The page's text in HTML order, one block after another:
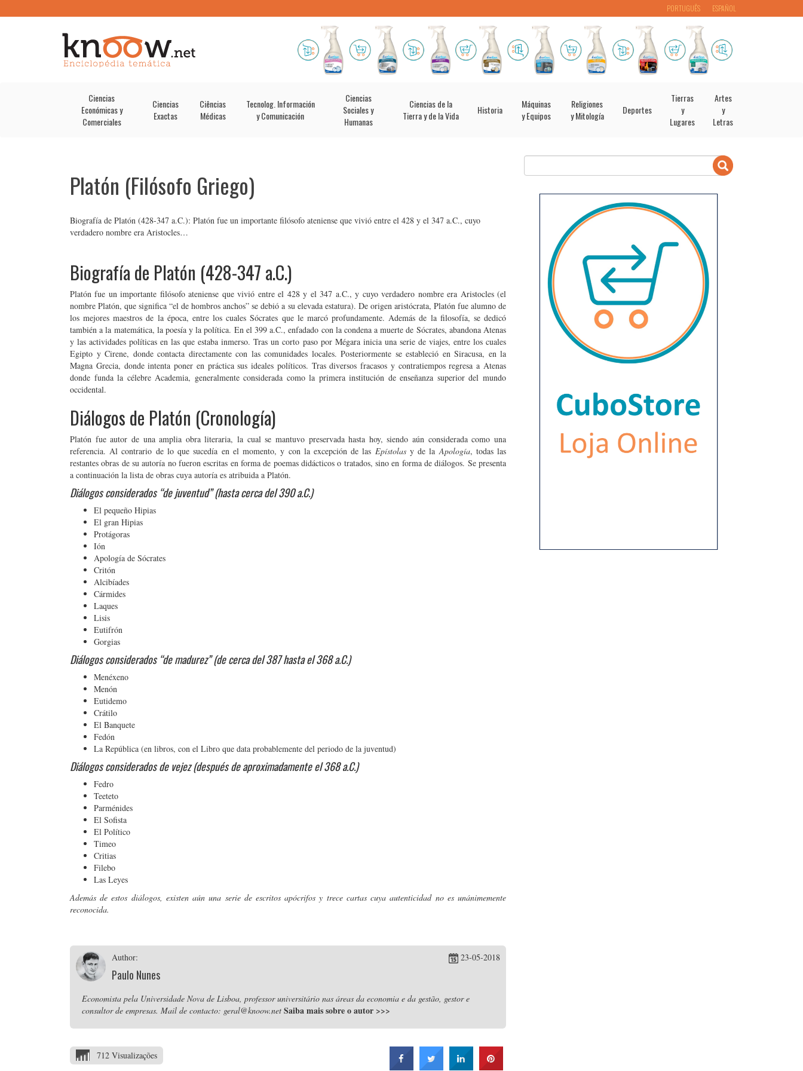
PORTUGUÊS ESPAÑOL
Ciencias
Económicas y
Comerciales
Ciencias
Exactas
Ciências
Médicas
Tecnolog. Información
y Comunicación
Ciencias
Sociales y
Humanas
Ciencias de la
Tierra y de la Vida
Historia
Máquinas
y Equipos
Religiones
y Mitología
Deportes
Tierras
y
Lugares
Artes
y
Letras
Platón (Filósofo Griego)
Biografía de Platón (428-347 a.C.): Platón fue un importante filósofo ateniense que vivió entre el 428 y el 347 a.C., cuyo
verdadero nombre era Aristocles…
Biografía de Platón (428-347 a.C.)
Platón fue un importante filósofo ateniense que vivió entre el 428 y el 347 a.C., y cuyo verdadero nombre era Aristocles (el
nombre Platón, que significa “el de hombros anchos” se debió a su elevada estatura). De origen aristócrata, Platón fue alumno de
los mejores maestros de la época, entre los cuales Sócrates que le marcó profundamente. Además de la filosofía, se dedicó
también a la matemática, la poesía y la política. En el 399 a.C., enfadado con la condena a muerte de Sócrates, abandona Atenas
y las actividades políticas en las que estaba inmerso. Tras un corto paso por Mégara inicia una serie de viajes, entre los cuales
Egipto y Cirene, donde contacta directamente con las comunidades locales. Posteriormente se estableció en Siracusa, en la
Magna Grecia, donde intenta poner en práctica sus ideales políticos. Tras diversos fracasos y contratiempos regresa a Atenas
donde funda la célebre Academia, generalmente considerada como la primera institución de enseñanza superior del mundo
occidental.
Diálogos de Platón (Cronología)
Platón fue autor de una amplia obra literaria, la cual se mantuvo preservada hasta hoy, siendo aún considerada como una
referencia. Al contrario de lo que sucedía en el momento, y con la excepción de las Epístolasy de laApología, todas las
restantes obras de su autoría no fueron escritas en forma de poemas didácticos o tratados, sino en forma de diálogos. Se presenta
a continuación la lista de obras cuya autoría es atribuida a Platón.
Diálogos considerados “de juventud” (hasta cerca del 390 a.C.)
El pequeño Hipias
El gran Hipias
Protágoras
Ión
Apología de Sócrates
Critón
Alcibíades
Cármides
Laques
Lisis
Eutifrón
Gorgias
Diálogos considerados “de madurez” (de cerca del 387 hasta el 368 a.C.)
Menéxeno
Menón
Eutidemo
Crátilo
El Banquete
Fedón
La República (en libros, con el Libro que data probablemente del periodo de la juventud)
Diálogos considerados de vejez (después de aproximadamente el 368 a.C.)
Fedro
Teeteto
Parménides
El Sofista
El Político
Timeo
Critias
Filebo
Las Leyes
Además de estos diálogos, existen aún una serie de escritos apócrifos y trece cartas cuya autenticidad no es unánimemente
reconocida.
Author:
Paulo Nunes
23-05-2018
Economista pela Universidade Nova de Lisboa, professor universitário nas áreas da economia e da gestão, gestor e
consultor de empresas. Mail de contacto: geral@knoow.net Saiba mais sobre o autor >>>
712 Visualizações